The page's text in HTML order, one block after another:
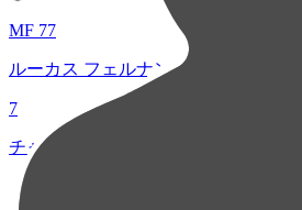
MF 77
ルーカス フェルナンデス
7
チャンスクリエイト総数